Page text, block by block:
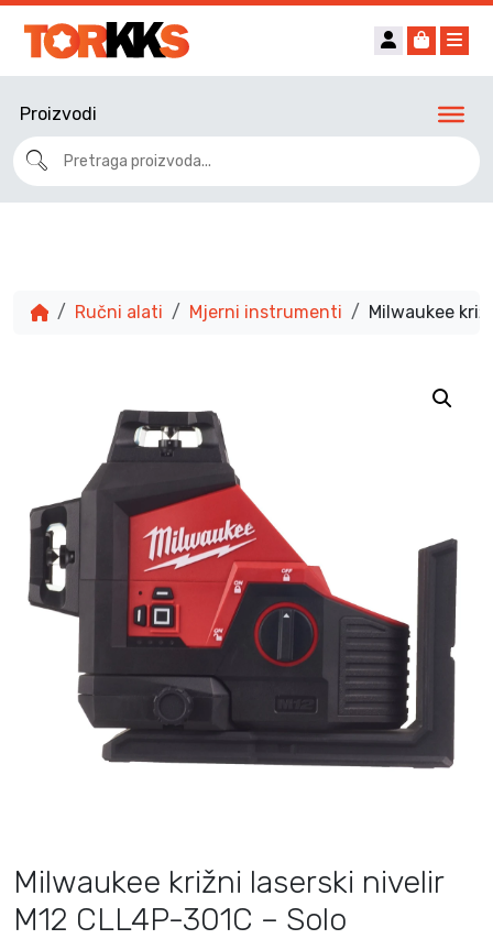
Account
Cart
Proizvodi
Ručni alati Mjerni instrumenti Milwaukee
Milwaukee križni laserski nivelir
M12 CLL4P-301C – Solo